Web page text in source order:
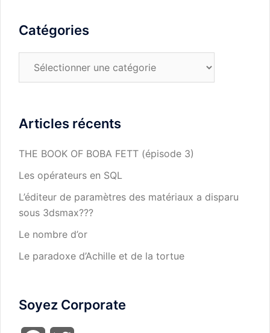
Catégories
Articles récents
THE BOOK OF BOBA FETT (épisode 3)
Les opérateurs en SQL
L’éditeur de paramètres des matériaux a disparu
sous 3dsmax???
Le nombre d’or
Le paradoxe d’Achille et de la tortue
Soyez Corporate